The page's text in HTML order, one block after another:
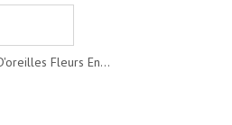
Fleurs En...